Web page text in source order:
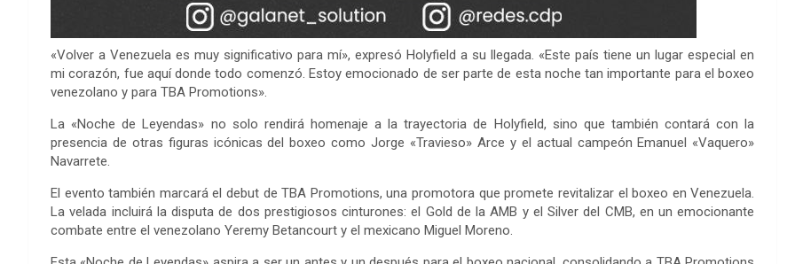
«Volver a Venezuela es muy significativo para mí», expresó Holyfield a su llegada. «Este país tiene un lugar especial en
mi corazón, fue aquí donde todo comenzó. Estoy emocionado de ser parte de esta noche tan importante para el boxeo
venezolano y para TBA Promotions».
La «Noche de Leyendas» no solo rendirá homenaje a la trayectoria de Holyfield, sino que también contará con la
presencia de otras figuras icónicas del boxeo como Jorge «Travieso» Arce y el actual campeón Emanuel «Vaquero»
Navarrete.
El evento también marcará el debut de TBA Promotions, una promotora que promete revitalizar el boxeo en Venezuela.
La velada incluirá la disputa de dos prestigiosos cinturones: el Gold de la AMB y el Silver del CMB, en un emocionante
combate entre el venezolano Yeremy Betancourt y el mexicano Miguel Moreno.